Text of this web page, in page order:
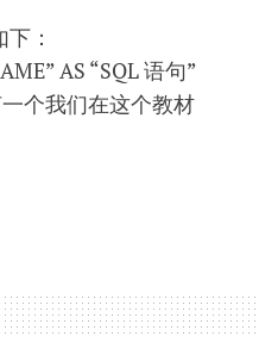
：
AS “SQL 语句”
个我们在这个教材